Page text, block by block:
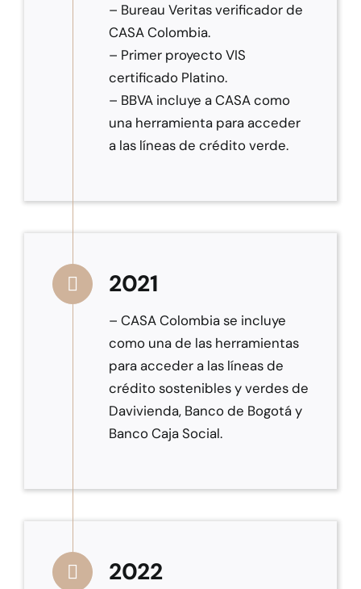
– Bureau Veritas verificador de
CASA Colombia.
– Primer proyecto VIS
certificado Platino.
– BBVA incluye a CASA como
una herramienta para acceder
a las líneas de crédito verde.
2021
– CASA Colombia se incluye
como una de las herramientas
para acceder a las líneas de
crédito sostenibles y verdes de
Davivienda, Banco de Bogotá y
Banco Caja Social.
2022